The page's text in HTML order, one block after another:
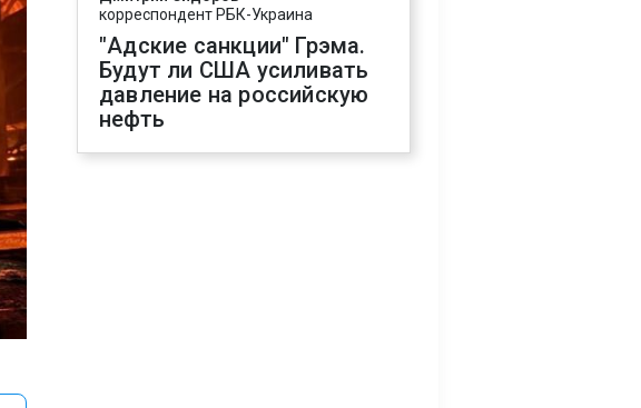
корреспондент РБК-Украина
"Адские санкции" Грэма.
Будут ли США усиливать
давление на российскую
нефть